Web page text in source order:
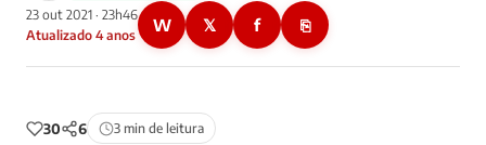
23 out 2021 · 23h46
Atualizado 4 anos
W 𝕏 f ⎘
30 6 3 min de leitura